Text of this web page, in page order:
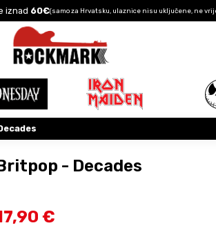
iznad 60€(samo za Hrvatsku, ulaznice nisu uključene, ne
- Decades
€